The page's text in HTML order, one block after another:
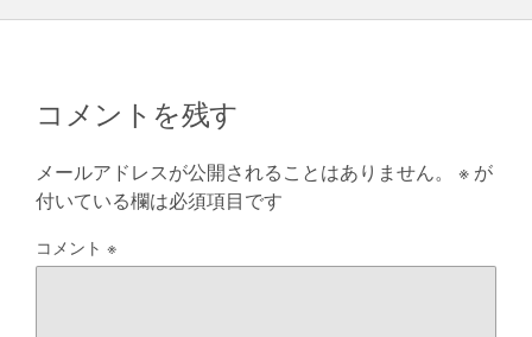
コメントを残す
メールアドレスが公開されることはありません。 ※ が
付いている欄は必須項目です
コメント ※